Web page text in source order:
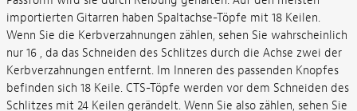
importierten Gitarren haben Spaltachse-Töpfe mit 18 Keilen.
Wenn Sie die Kerbverzahnungen zählen, sehen Sie wahrscheinlich
nur 16 , da das Schneiden des Schlitzes durch die Achse zwei der
Kerbverzahnungen entfernt. Im Inneren des passenden Knopfes
befinden sich 18 Keile. CTS-Töpfe werden vor dem Schneiden des
Schlitzes mit 24 Keilen gerändelt. Wenn Sie also zählen, sehen Sie